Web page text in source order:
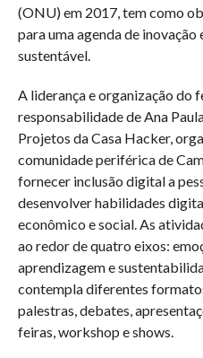
(ONU) em 2017, tem como
para uma agenda de
sustentável.
A liderança e organização do
responsabilidade de Ana
Projetos da Casa Hacker,
comunidade periférica de
fornecer inclusão digital a
desenvolver habilidades
econômico e social. As
ao redor de quatro eixos:
aprendizagem e
contempla diferentes
palestras, debates,
feiras, workshop e shows.